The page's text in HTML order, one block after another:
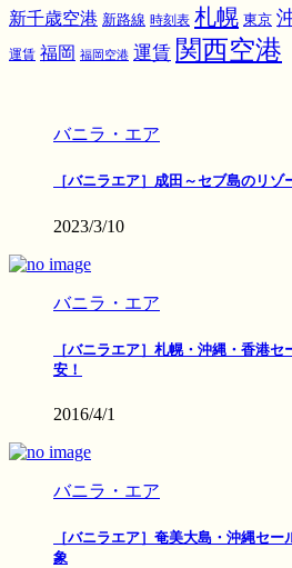
新千歳空港 新路線 時刻表 札幌 東京
運賃 福岡 福岡空港 運賃 関西空港
バニラ・エア
［バニラエア］成田～セブ島のリゾ
2023/3/10
バニラ・エア
［バニラエア］札幌・沖縄・香港
安！
2016/4/1
バニラ・エア
［バニラエア］奄美大島・沖縄セ
象